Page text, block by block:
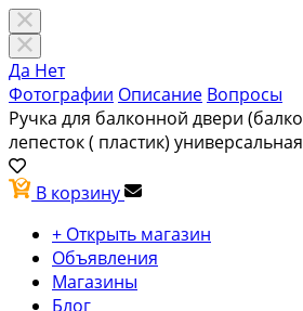
Да Нет
Фотографии Описание Вопросы
Ручка для балконной двери
лепесток ( пластик) универсальная
В корзину
+ Открыть магазин
Объявления
Магазины
Блог